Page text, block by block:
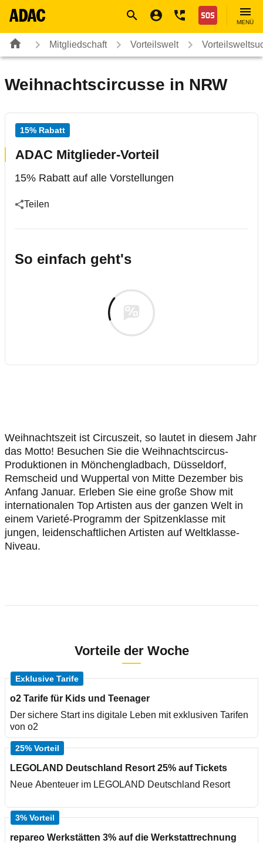
Nothilfe
MENÜ
Mitgliedschaft Vorteilswelt
Weihnachtscircusse in NRW
15% Rabatt
ADAC Mitglieder-Vorteil
15% Rabatt auf alle Vorstellungen
Teilen
So einfach geht's
Weihnachtszeit ist Circuszeit, so lautet in diesem Jahr
das Motto! Besuchen Sie die Weihnachtscircus-
Produktionen in Mönchengladbach, Düsseldorf,
Remscheid und Wuppertal von Mitte Dezember bis
Anfang Januar. Erleben Sie eine große Show mit
internationalen Top Artisten aus der ganzen Welt in
einem Varieté-Programm der Spitzenklasse mit
jungen, leidenschaftlichen Artisten auf Weltklasse-
Niveau.
Vorteile der Woche
Exklusive Tarife
o2 Tarife für Kids und Teenager
Der sichere Start ins digitale Leben mit exklusiven Tarifen
von o2
25% Vorteil
LEGOLAND Deutschland Resort 25% auf Tickets
Neue Abenteuer im LEGOLAND Deutschland Resort
3% Vorteil
repareo Werkstätten 3% auf die Werkstattrechnung